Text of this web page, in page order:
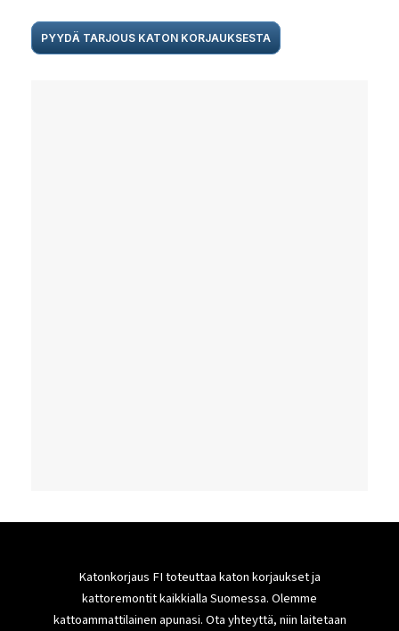
PYYDÄ TARJOUS KATON KORJAUKSESTA
Katonkorjaus FI toteuttaa katon korjaukset ja
kattoremontit kaikkialla Suomessa. Olemme
kattoammattilainen apunasi. Ota yhteyttä, niin laitetaan